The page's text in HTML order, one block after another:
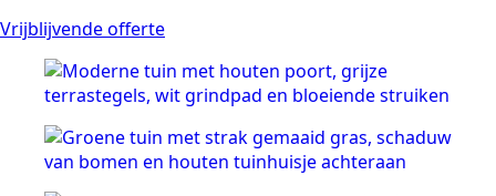
Vrijblijvende offerte